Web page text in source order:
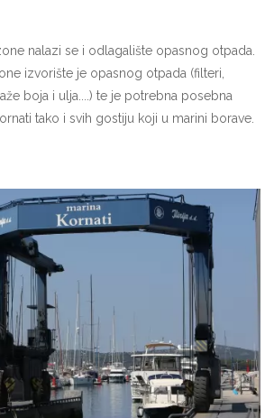
nalazi se i odlagalište opasnog otpada.
izvorište je opasnog otpada (filteri,
boja i ulja....) te je potrebna posebna
tako i svih gostiju koji u marini borave.